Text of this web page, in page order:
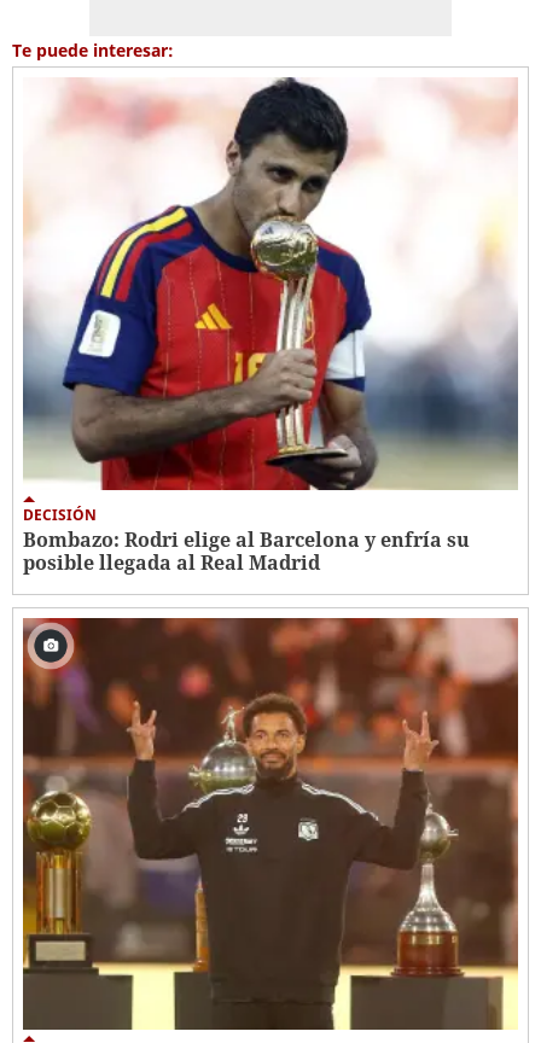
Te puede interesar:
DECISIÓN
Bombazo: Rodri elige al Barcelona y enfría su
posible llegada al Real Madrid